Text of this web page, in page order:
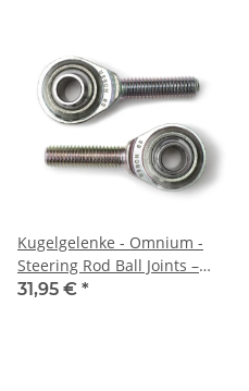
Kugelgelenke - Omnium -
Steering Rod Ball Joints –
Paar - 8mm
31,95 € *